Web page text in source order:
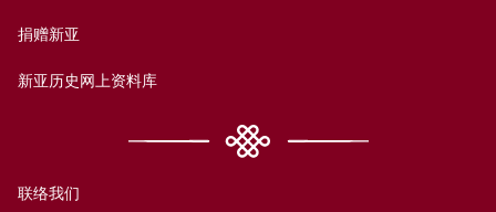
捐赠新亚
新亚历史网上资料库
联络我们